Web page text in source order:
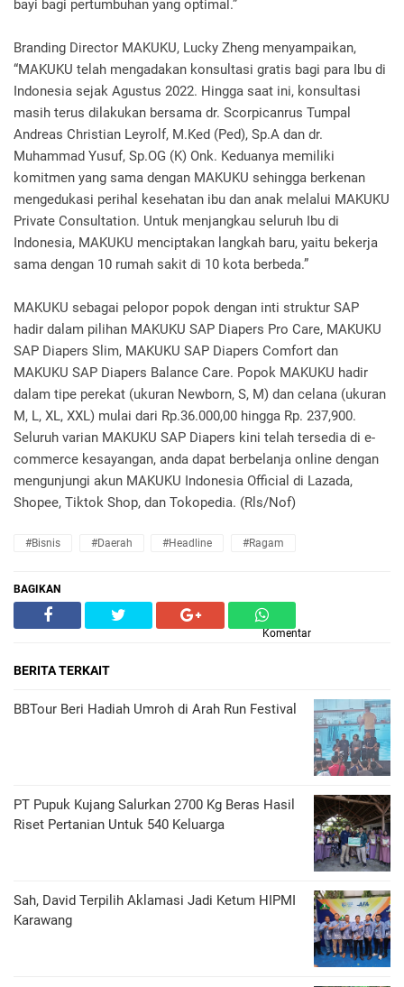
bayi bagi pertumbuhan yang optimal.”
Branding Director MAKUKU, Lucky Zheng menyampaikan,
“MAKUKU telah mengadakan konsultasi gratis bagi para Ibu di
Indonesia sejak Agustus 2022. Hingga saat ini, konsultasi
masih terus dilakukan bersama dr. Scorpicanrus Tumpal
Andreas Christian Leyrolf, M.Ked (Ped), Sp.A dan dr.
Muhammad Yusuf, Sp.OG (K) Onk. Keduanya memiliki
komitmen yang sama dengan MAKUKU sehingga berkenan
mengedukasi perihal kesehatan ibu dan anak melalui MAKUKU
Private Consultation. Untuk menjangkau seluruh Ibu di
Indonesia, MAKUKU menciptakan langkah baru, yaitu bekerja
sama dengan 10 rumah sakit di 10 kota berbeda.”
MAKUKU sebagai pelopor popok dengan inti struktur SAP
hadir dalam pilihan MAKUKU SAP Diapers Pro Care, MAKUKU
SAP Diapers Slim, MAKUKU SAP Diapers Comfort dan
MAKUKU SAP Diapers Balance Care. Popok MAKUKU hadir
dalam tipe perekat (ukuran Newborn, S, M) dan celana (ukuran
M, L, XL, XXL) mulai dari Rp.36.000,00 hingga Rp. 237,900.
Seluruh varian MAKUKU SAP Diapers kini telah tersedia di e-
commerce kesayangan, anda dapat berbelanja online dengan
mengunjungi akun MAKUKU Indonesia Official di Lazada,
Shopee, Tiktok Shop, dan Tokopedia. (Rls/Nof)
#Bisnis #daerah #headline #ragam
BAGIKAN
Komentar
BERITA TERKAIT
BBTour Beri Hadiah Umroh di Arah Run Festival
PT Pupuk Kujang Salurkan 2700 Kg Beras Hasil
Riset Pertanian Untuk 540 Keluarga
Sah, David Terpilih Aklamasi Jadi Ketum HIPMI
Karawang